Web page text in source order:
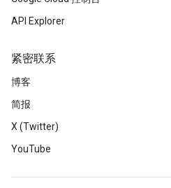
API Explorer
紧密联系
博客
简报
X (Twitter)
YouTube